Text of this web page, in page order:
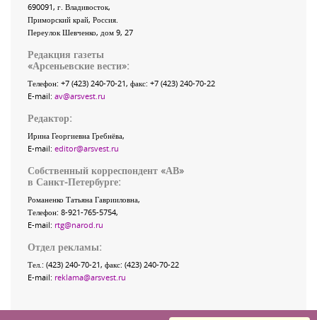
690091, г. Владивосток,
Приморский край, Россия
Переулок Шевченко, дом 9, 27
Редакция газеты
«Арсеньевские вести»:
Телефон: +7 (423) 240-70-21, факс: +7 (423) 240-70-22
E-mail: av@arsvest.ru
Редактор:
Ирина Георгиевна Гребнёва,
E-mail: editor@arsvest.ru
Собственный корреспондент «АВ»
в Санкт-Петербурге:
Романенко Татьяна Гаврииловна,
Телефон: 8-921-765-5754,
E-mail: rtg@narod.ru
Отдел рекламы:
Тел.: (423) 240-70-21, факс: (423) 240-70-22
E-mail: reklama@arsvest.ru